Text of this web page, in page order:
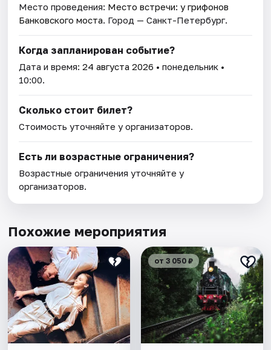
Место проведения: Место встречи: у грифонов
Банковского моста. Город — Санкт-Петербург.
Когда запланирован событие?
Дата и время:24 августа 2026 • понедельник •
10:00.
Сколько стоит билет?
Стоимость уточняйте у организаторов.
Есть ли возрастные ограничения?
Возрастные ограничения уточняйте у
организаторов.
Похожие мероприятия
от 3 050 ₽